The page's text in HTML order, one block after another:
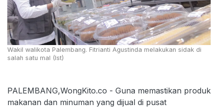
Wakil walikota Palembang. Fitrianti Agustinda melakukan sidak di
salah satu mal (Ist)
PALEMBANG,WongKito.co - Guna memastikan produk
makanan dan minuman yang dijual di pusat